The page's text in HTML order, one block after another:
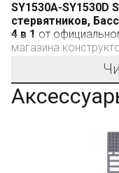
SY1530A-SY1530D
стервятников,
4 в 1 от
магазина
SY,
Производитель -
производит
конструкторами